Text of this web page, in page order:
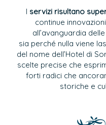
I servizi risultano
continue
all’avanguardia
sia perché nulla viene
del nome dell’Hotel di
scelte precise che
forti radici che
storiche e